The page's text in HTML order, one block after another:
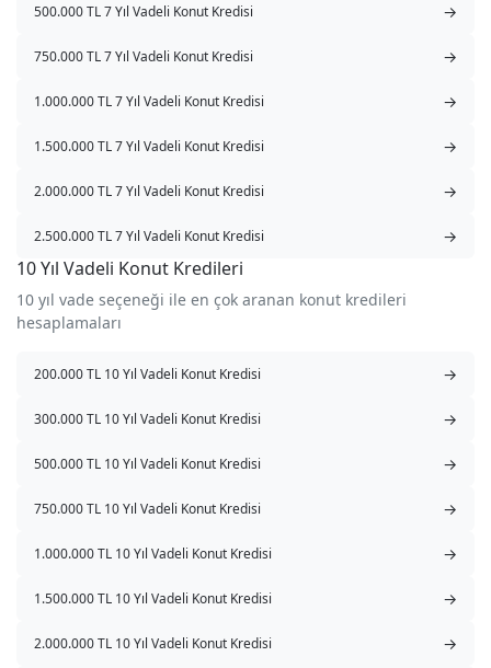
500.000 TL 7 Yıl Vadeli Konut Kredisi →
750.000 TL 7 Yıl Vadeli Konut Kredisi →
1.000.000 TL 7 Yıl Vadeli Konut Kredisi →
1.500.000 TL 7 Yıl Vadeli Konut Kredisi →
2.000.000 TL 7 Yıl Vadeli Konut Kredisi →
2.500.000 TL 7 Yıl Vadeli Konut Kredisi →
10 Yıl Vadeli Konut Kredileri
10 yıl vade seçeneği ile en çok aranan konut kredileri
hesaplamaları
200.000 TL 10 Yıl Vadeli Konut Kredisi →
300.000 TL 10 Yıl Vadeli Konut Kredisi →
500.000 TL 10 Yıl Vadeli Konut Kredisi →
750.000 TL 10 Yıl Vadeli Konut Kredisi →
1.000.000 TL 10 Yıl Vadeli Konut Kredisi →
1.500.000 TL 10 Yıl Vadeli Konut Kredisi →
2.000.000 TL 10 Yıl Vadeli Konut Kredisi →